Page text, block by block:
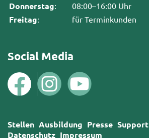
Donnerstag: 08:00–16:00 Uhr
Freitag: für Terminkunden
Social Media
Stellen Ausbildung Presse Support
Datenschutz Impressum